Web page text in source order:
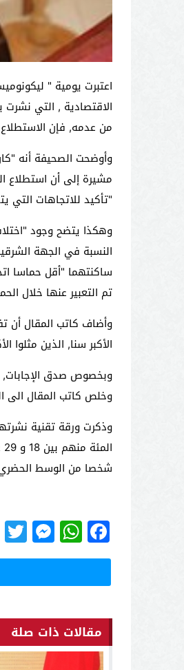
اعتبرت يومية "
من عدمه, فإن
وأوضحت الصحيفة أنه
مشيرة إلى أن استطلاع
"تأكيد للاتجاهات التي
ساكنتهما "أقل حماسا
تم التعبير عنها خلال
الأكبر سنا, الذين مثلوا
وخلص كاتب المقال الى
شخصا من الوسط الحضري و 414 من الوسط
مقالات ذات صلة